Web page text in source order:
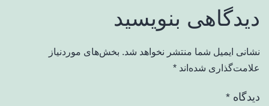
دیدگاهی بنویسید
نشانی ایمیل شما منتشر نخواهد شد. بخش‌های موردنیاز
علامت‌گذاری شده‌اند *
دیدگاه *